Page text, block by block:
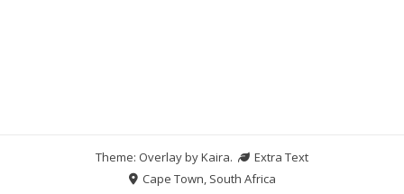
Theme: Overlay byKaira.
Extra Text
Cape Town, South Africa